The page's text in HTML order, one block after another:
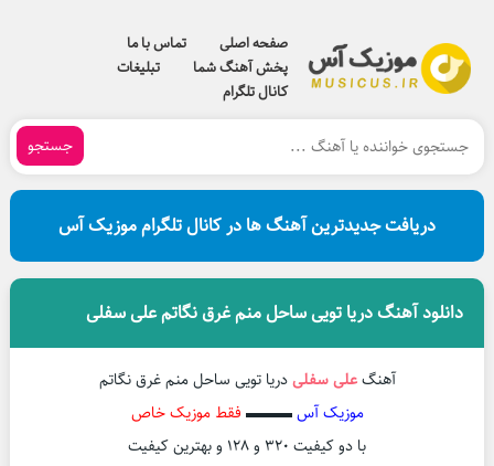
صفحه اصلی
تماس با ما
پخش آهنگ شما
تبلیغات
کانال تلگرام
جستجو
دریافت جدیدترین آهنگ ها در کانال تلگرام موزیک آس
دانلود آهنگ دریا تویی ساحل منم غرق نگاتم علی سفلی
آهنگعلی سفلیدریا تویی ساحل منم غرق نگاتم
موزیک آس▬▬▬ فقط موزیک خاص
با دو کیفیت ۳۲۰ و ۱۲۸ و بهترین کیفیت